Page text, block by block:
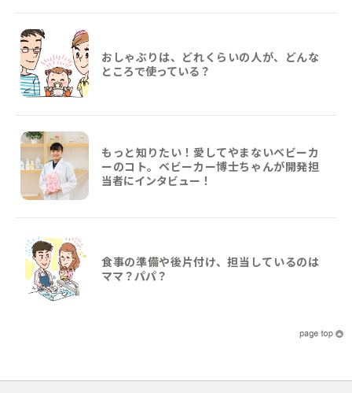
おしゃぶりは、どれくらいの人が、どんな
ところで使っている？
もっと知りたい！愛してやまないベビーカ
ーのコト。ベビーカー博士ちゃんが開発担
当者にインタビュー！
食事の準備や後片付け、担当しているのは
ママ？パパ？